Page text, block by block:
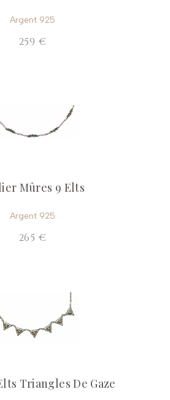
Argent 925
259 €
Mûres 9 Elts
Argent 925
265 €
Triangles De Gaze